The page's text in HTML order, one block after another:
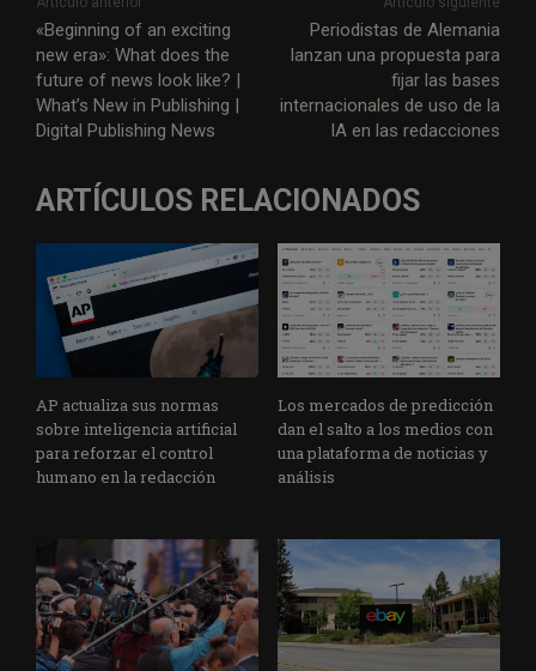
«Beginning of an exciting
new era»: What does the
future of news look like? |
What’s New in Publishing |
Digital Publishing News
Periodistas de Alemania
lanzan una propuesta para
fijar las bases
internacionales de uso de la
IA en las redacciones
ARTÍCULOS RELACIONADOS
AP actualiza sus normas
sobre inteligencia artificial
para reforzar el control
humano en la redacción
Los mercados de predicción
dan el salto a los medios con
una plataforma de noticias y
análisis